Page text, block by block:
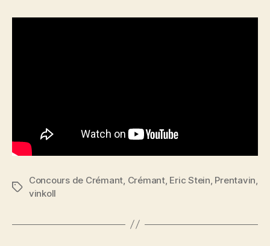
Etiketter
Concours de Crémant, Crémant, Eric Stein, Prentavin,
vinkoll